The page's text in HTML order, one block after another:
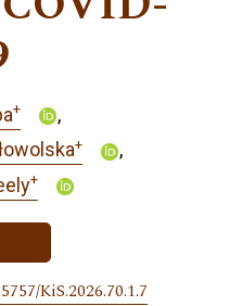
+
+
+
KiS.2026.70.1.7